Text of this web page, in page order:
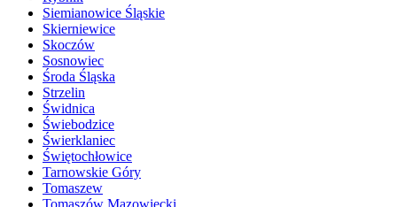
Siemianowice Śląskie
Skierniewice
Skoczów
Sosnowiec
Środa Śląska
Strzelin
Świdnica
Świebodzice
Świerklaniec
Świętochłowice
Tarnowskie Góry
Tomaszew
Tomaszów Mazowiecki